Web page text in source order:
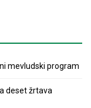
mevludski program
deset žrtava